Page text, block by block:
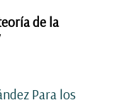
de la
Para los